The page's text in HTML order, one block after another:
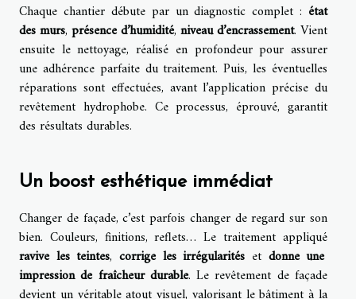
Chaque chantier débute par un diagnostic complet : état
des murs, présence d’humidité, niveau d’encrassement. Vient
ensuite le nettoyage, réalisé en profondeur pour assurer
une adhérence parfaite du traitement. Puis, les éventuelles
réparations sont effectuées, avant l’application précise du
revêtement hydrophobe. Ce processus, éprouvé, garantit
des résultats durables.
Un boost esthétique immédiat
Changer de façade, c’est parfois changer de regard sur son
bien. Couleurs, finitions, reflets… Le traitement appliqué
ravive les teintes,corrige les irrégularités et donne une
impression de fraîcheur durable. Le revêtement de façade